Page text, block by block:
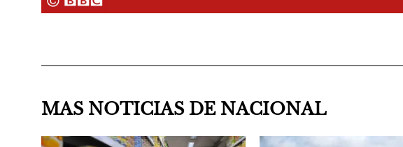
MAS NOTICIAS DE NACIONAL